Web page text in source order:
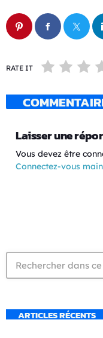
RATE IT
Laisser une
Vous devez être
Connectez-vous
ARTICLES RÉCENTS